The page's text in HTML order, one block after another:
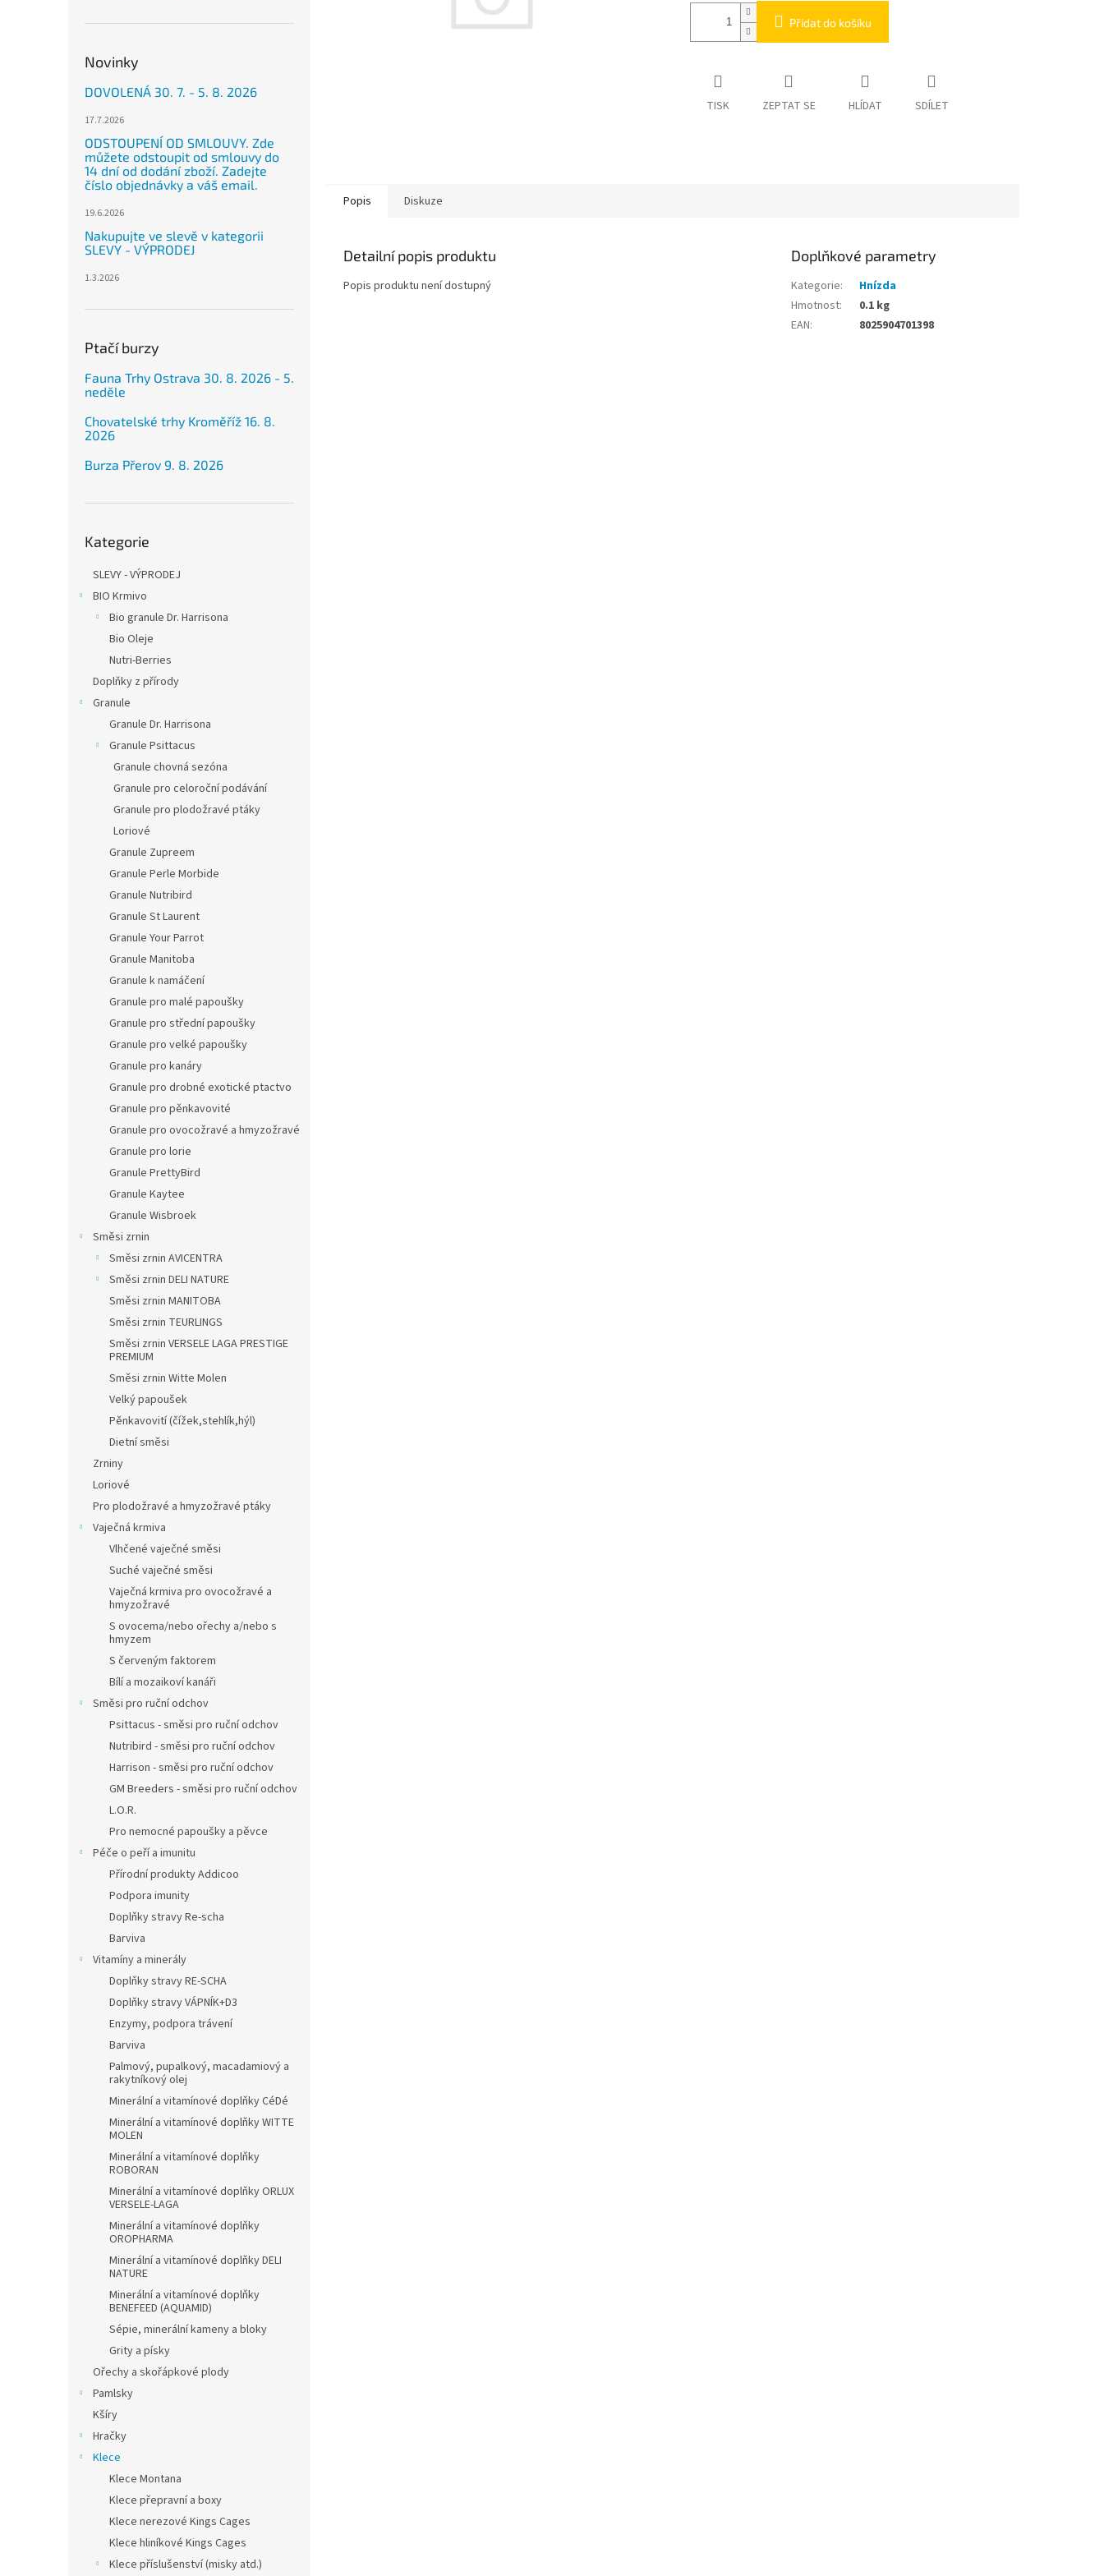
Novinky
DOVOLENÁ 30. 7. - 5. 8. 2026
17.7.2026
ODSTOUPENÍ OD SMLOUVY. Zde
můžete odstoupit od smlouvy do
14 dní od dodání zboží. Zadejte
číslo objednávky a váš email.
19.6.2026
Nakupujte ve slevě v kategorii
SLEVY - VÝPRODEJ
1.3.2026
Ptačí burzy
Fauna Trhy Ostrava 30. 8. 2026 - 5.
neděle
Chovatelské trhy Kroměříž 16. 8.
2026
Burza Přerov 9. 8. 2026
kategorie
Kategorie
SLEVY - VÝPRODEJ
BIO Krmivo
Bio granule Dr. Harrisona
Bio Oleje
Nutri-Berries
Doplňky z přírody
Granule
Granule Dr. Harrisona
Granule Psittacus
Granule chovná sezóna
Granule pro celoroční podávání
Granule pro plodožravé ptáky
Loriové
Granule Zupreem
Granule Perle Morbide
Granule Nutribird
Granule St Laurent
Granule Your Parrot
Granule Manitoba
Granule k namáčení
Granule pro malé papoušky
Granule pro střední papoušky
Granule pro velké papoušky
Granule pro kanáry
Granule pro drobné exotické ptactvo
Granule pro pěnkavovité
Granule pro ovocožravé a hmyzožravé
Granule pro lorie
Granule PrettyBird
Granule Kaytee
Granule Wisbroek
Směsi zrnin
Směsi zrnin AVICENTRA
Směsi zrnin DELI NATURE
Směsi zrnin MANITOBA
Směsi zrnin TEURLINGS
Směsi zrnin VERSELE LAGA PRESTIGE
PREMIUM
Směsi zrnin Witte Molen
Velký papoušek
Pěnkavovití (čížek,stehlík,hýl)
Dietní směsi
Zrniny
Loriové
Pro plodožravé a hmyzožravé ptáky
Vaječná krmiva
Vlhčené vaječné směsi
Suché vaječné směsi
Vaječná krmiva pro ovocožravé a
hmyzožravé
S ovocema/nebo ořechy a/nebo s
hmyzem
S červeným faktorem
Bílí a mozaikoví kanáři
Směsi pro ruční odchov
Psittacus - směsi pro ruční odchov
Nutribird - směsi pro ruční odchov
Harrison - směsi pro ruční odchov
GM Breeders - směsi pro ruční odchov
L.O.R.
Pro nemocné papoušky a pěvce
Péče o peří a imunitu
Přírodní produkty Addicoo
Podpora imunity
Doplňky stravy Re-scha
Barviva
Vitamíny a minerály
Doplňky stravy RE-SCHA
Doplňky stravy VÁPNÍK+D3
Enzymy, podpora trávení
Barviva
Palmový, pupalkový, macadamiový a
rakytníkový olej
Minerální a vitamínové doplňky CéDé
Minerální a vitamínové doplňky WITTE
MOLEN
Minerální a vitamínové doplňky
ROBORAN
Minerální a vitamínové doplňky ORLUX
VERSELE-LAGA
Minerální a vitamínové doplňky
OROPHARMA
Minerální a vitamínové doplňky DELI
NATURE
Minerální a vitamínové doplňky
BENEFEED (AQUAMID)
Sépie, minerální kameny a bloky
Grity a písky
Ořechy a skořápkové plody
Pamlsky
Kšíry
Hračky
Klece
Klece Montana
Klece přepravní a boxy
Klece nerezové Kings Cages
Klece hliníkové Kings Cages
Klece příslušenství (misky atd.)
Přidat do košíku
TISK ZEPTAT SE HLÍDAT SDÍLET
Popis Diskuze
Detailní popis produktu
Popis produktu není dostupný
Doplňkové parametry
Kategorie:
Hnízda
Hmotnost:
0.1 kg
EAN: 8025904701398